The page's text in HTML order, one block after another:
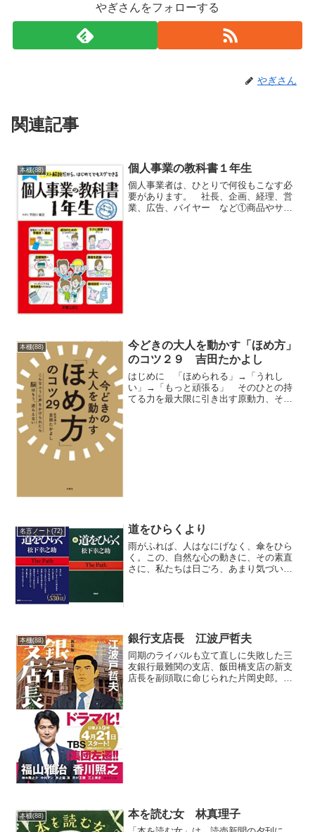
やぎさんをフォローする
やぎさん
関連記事
本棚(88) 個人事業の教科書１年生
個人事業者は、ひとりで何役もこなす必
要があります。 社長、企画、経理、営
業、広告、バイヤー など①商品やサー
本棚(88)
今どきの大人を動かす「ほめ方」
のコツ２９ 吉田たかよし
はじめに 「ほめられる」→「うれし
い」→「もっと頑張る」 そのひとの持
てる力を最大限に引き出す原動力、それ
名言ノート(72) 道をひらくより
雨がふれば、人はなにげなく、傘をひら
く。この、自然な心の動きに、その素直
さに、私たちは日ごろ、あまり気づいて
本棚(88) 銀行支店長 江波戸哲夫
同期のライバルも立て直しに失敗した三
友銀行最難関の支店、飯田橋支店の新支
店長を副頭取に命じられた片岡史郎。そ
本棚(88) 本を読む女 林真理子